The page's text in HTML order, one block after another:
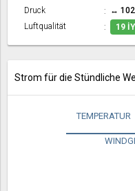
Druck
↔
Luftqualität
19
Strom für die Stündliche
TEMPERATUR